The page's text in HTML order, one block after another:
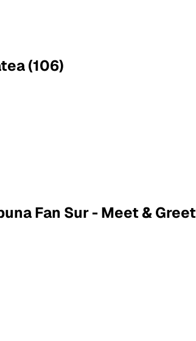
(106)
Fan Sur - Meet & Greet